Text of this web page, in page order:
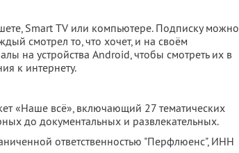
Smart TV или компьютере. Подписку можно
смотрел то, что хочет, и на своём
на устройства Android, чтобы смотреть их в
к интернету.
«Наше всё», включающий 27 тематических
до документальных и развлекательных.
ответственностью "Перфлюенс", ИНН